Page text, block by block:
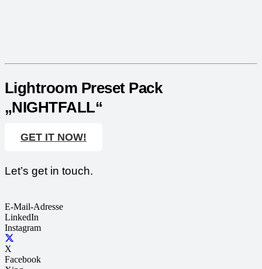
Lightroom Preset Pack
„NIGHTFALL“
GET IT NOW!
Let’s get in touch.
E-Mail-Adresse
LinkedIn
Instagram
X
Facebook